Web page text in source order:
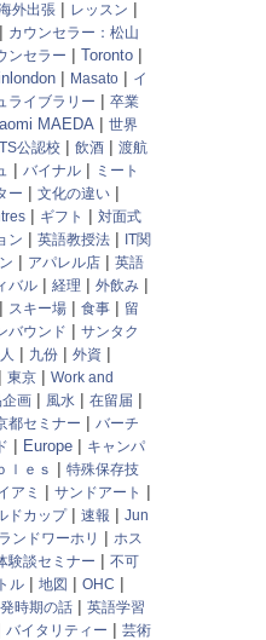
外出張 | レッスン |
| カウンセラー：松山
ンセラー | Toronto |
| Masato | イ
ライブラリー | 卒業
MAEDA | 世界
公認校 | 飲酒 | 渡航
| バイナル | ミート
ー | 文化の違い |
| ギフト | 対面式
ン | 英語教授法 | IT関
| アパレル店 | 英語
バル | 経理 | 外飲み |
| スキー場 | 食事 | 留
バウンド | サンタク
| 九份 | 外資 |
| 東京 | Work and
画 | 風水 | 在留届 |
都セミナー | バーチ
| Europe | キャンパ
ｌｅｓ | 特殊保存技
アミ | サンドアート |
ドカップ| 速報 | Jun
ンドワーホリ | ホス
験談セミナー | 不可
ル | 地図 | OHC |
時期の話 | 英語学習
バイタリティー | 芸術